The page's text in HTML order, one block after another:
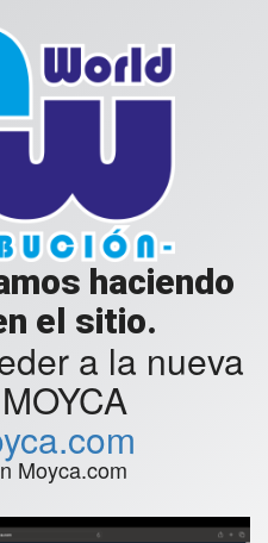
haciendo
el sitio.
a la nueva
Moyca.com